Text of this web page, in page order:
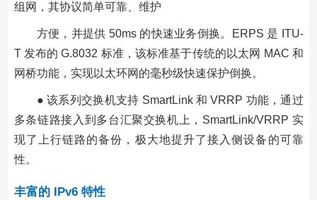
组网，其协议简单可靠、维护
方便，并提供 50ms 的快速业务倒换。ERPS 是 ITU-
T 发布的 G.8032 标准，该标准基于传统的以太网 MAC 和
网桥功能，实现以太环网的毫秒级快速保护倒换。
● 该系列交换机支持 SmartLink 和 VRRP 功能，通过
多条链路接入到多台汇聚交换机上，SmartLink/VRRP 实
现了上行链路的备份，极大地提升了接入侧设备的可靠
性。
丰富的 IPv6 特性